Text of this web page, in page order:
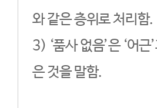
와 같은 층위로 처리함.
3) ‘품사 없음’은 ‘어
은 것을 말함.